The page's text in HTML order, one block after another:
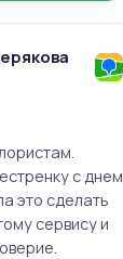
с днем
это сделать
сервису и